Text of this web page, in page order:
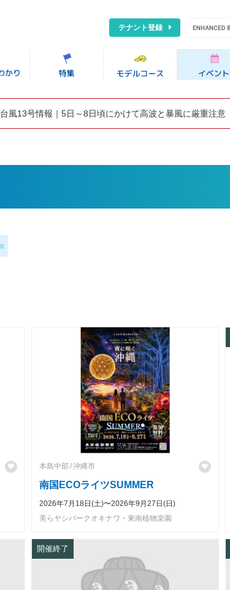
テナント登録
台風13号情報｜5日～8日頃にかけて高波と暴風に厳重注意
本島中部 沖縄市
南国ECOライツSUMMER
2026年7月18日(土)〜2026年9月27日(日)
美らヤシパークオキナワ・東南植物楽園
開催終了